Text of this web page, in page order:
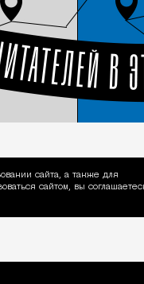
сайта, а также для
сайтом, вы